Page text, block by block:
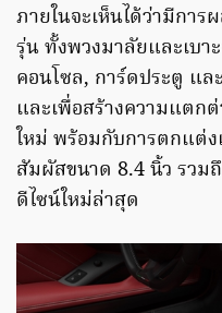
ภายในจะเห็นได้ว่ามีกา
รุ่น ทั้งพวงมาลัยและเบา
คอนโซล, การ์ดประตู แ
และเพื่อสร้างความแตก
ใหม่ พร้อมกับการตกแต่
สัมผัสขนาด 8.4 นิ้ว รว
ดีไซน์ใหม่ล่าสุด